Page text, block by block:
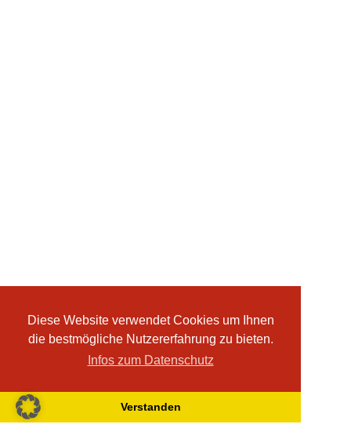
Diese Website verwendet Cookies um Ihnen
die bestmögliche Nutzererfahrung zu bieten.
Infos zum Datenschutz
Verstanden